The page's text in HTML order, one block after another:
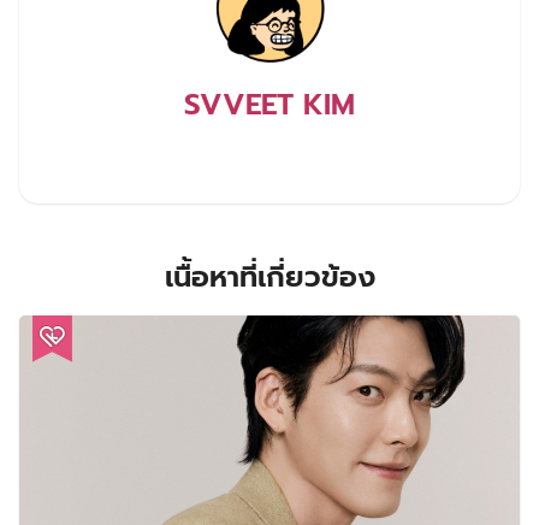
SVVEET KIM
เนื้อหาที่เกี่ยวข้อง